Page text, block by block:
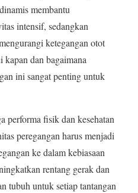
membantu
intensif, sedangkan
ketegangan otot
kapan dan bagaimana
ini sangat penting untuk
performa fisik dan kesehatan
peregangan harus menjadi
ke dalam kebiasaan
rentang gerak dan
tubuh untuk setiap tantangan